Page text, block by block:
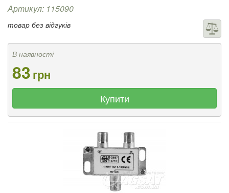
Артикул: 115090
товар без відгуків
В наявності
83грн
Купити